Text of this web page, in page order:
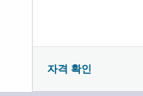
자격 확인